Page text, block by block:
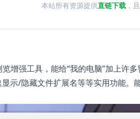
本站所有资源提供直链下载 ，
增强工具，能给“我的电脑”加上许
示/隐藏文件扩展名等等实用功能。